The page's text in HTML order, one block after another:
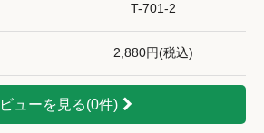
T-701-2
2,880円(税込)
ューを見る(0件)